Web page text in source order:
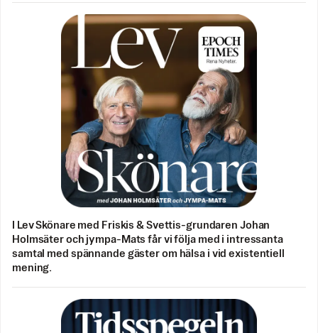
I Lev Skönare med Friskis & Svettis-grundaren Johan
Holmsäter och jympa-Mats får vi följa med i intressanta
samtal med spännande gäster om hälsa i vid existentiell
mening.